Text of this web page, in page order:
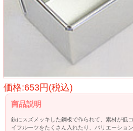
価格:653円(税込)
商品説明
鉄にスズメッキした鋼板で作られて、素材が低
イフルーツをたくさん入れたり、バリエーショ